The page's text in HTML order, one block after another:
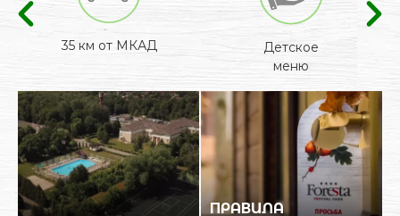
35 км от МКАД
Детское
меню
ПРАВИЛА